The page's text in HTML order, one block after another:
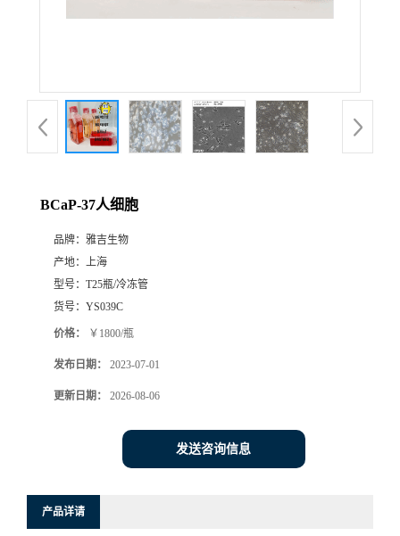
BCaP-37人细胞
品牌： 雅吉生物
产地： 上海
型号： T25瓶/冷冻管
货号： YS039C
价格： ￥1800/瓶
发布日期： 2023-07-01
更新日期： 2026-08-06
发送咨询信息
产品详请